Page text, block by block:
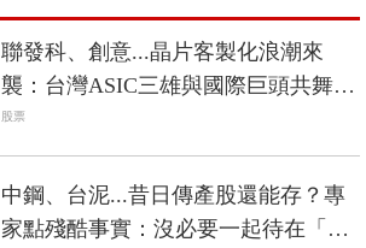
聯發科、創意...晶片客製化浪潮來
襲：台灣ASIC三雄與國際巨頭共舞，
搶賺AI黃金10年
股票
中鋼、台泥...昔日傳產股還能存？專
家點殘酷事實：沒必要一起待在「絕